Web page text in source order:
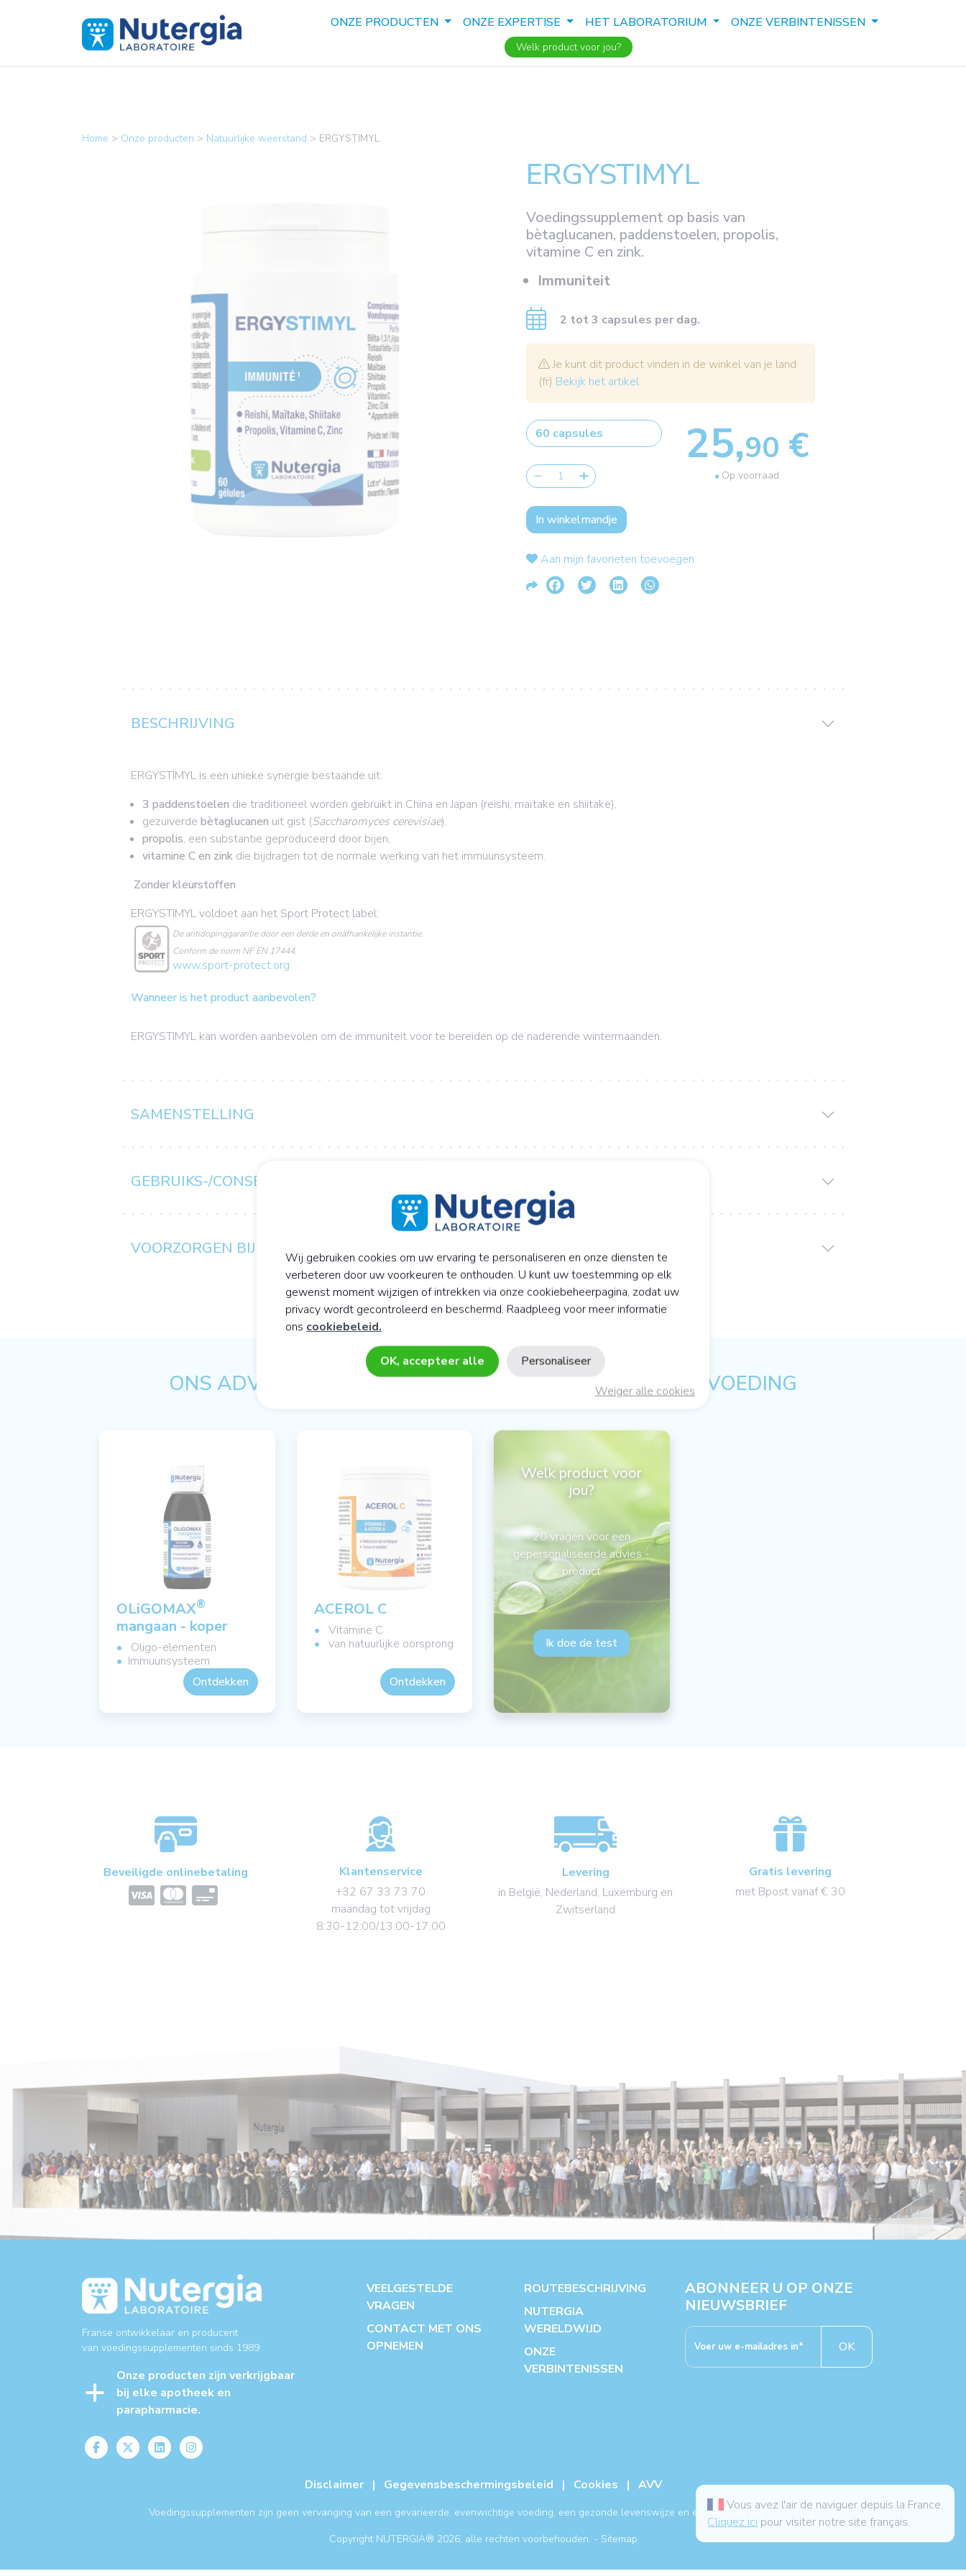
ONZE PRODUCTEN ONZE EXPERTISE HET LABORATORIUM ONZE VERBINTENISSEN
Welk product voor jou?
Home > Onze producten > Natuurlijke weerstand > ERGYSTIMYL
ERGYSTIMYL
Voedingssupplement op basis van
bètaglucanen, paddenstoelen, propolis,
vitamine C en zink.
Immuniteit
2 tot 3 capsules per dag.
Je kunt dit product vinden in de winkel van je land
(fr) Bekijk het artikel
25,90 €
Op voorraad
In winkelmandje
Aan mijn favorieten toevoegen
BESCHRIJVING
ERGYSTIMYL is een unieke synergie bestaande uit:
3 paddenstoelen die traditioneel worden gebruikt in China en Japan (reishi, maïtake en shiitake),
gezuiverde bètaglucanen uit gist (Saccharomyces cerevisiae),
propolis, een substantie geproduceerd door bijen,
vitamine C en zink die bijdragen tot de normale werking van het immuunsysteem.
Zonder kleurstoffen
ERGYSTIMYL voldoet aan het Sport Protect label:
De antidopinggarantie door een derde en onafhankelijke instantie.
Conform de norm NF EN 17444.
www.sport-protect.org
Wanneer is het product aanbevolen?
ERGYSTIMYL kan worden aanbevolen om de immuniteit voor te bereiden op de naderende wintermaanden.
SAMENSTELLING
GEBRUIKS-/CONSERVERINGSADVIES:
VOORZORGEN BIJ GEBRUIK
ONS ADVIES OP HET GEBIED VAN ACTIEVE CELLULAIRE VOEDING
OLiGOMAX®
mangaan - koper
Oligo-elementen
Immuunsysteem
Ontdekken
ACEROL C
Vitamine C
van natuurlijke oorsprong
Ontdekken
Welk product voor
jou?
20 vragen voor een
gepersonaliseerde advies -
product
Ik doe de test
Beveiligde onlinebetaling
Klantenservice
+32 67 33 73 70
maandag tot vrijdag
8:30-12:00/13:00-17:00
Levering
in België, Nederland, Luxemburg en
Zwitserland
Gratis levering
met Bpost vanaf € 30
Vous avez l'air de naviguer depuis la France.
Cliquez ici pour visiter notre site français.
Franse ontwikkelaar en producent
van voedingssupplementen sinds 1989
Onze producten zijn verkrijgbaar
bij elke apotheek en
parapharmacie.
VEELGESTELDE
VRAGEN
CONTACT MET ONS
OPNEMEN
ROUTEBESCHRIJVING
NUTERGIA
WERELDWIJD
ONZE
VERBINTENISSEN
ABONNEER U OP ONZE
NIEUWSBRIEF
OK
Disclaimer | Gegevensbeschermingsbeleid | Cookies | AVV
Voedingssupplementen zijn geen vervanging van een gevarieerde, evenwichtige voeding, een gezonde levenswijze en een medische behandeling.
Copyright NUTERGIA® 2026, alle rechten voorbehouden. - Sitemap
Wij gebruiken cookies om uw ervaring te personaliseren en onze diensten te
verbeteren door uw voorkeuren te onthouden. U kunt uw toestemming op elk
gewenst moment wijzigen of intrekken via onze cookiebeheerpagina, zodat uw
privacy wordt gecontroleerd en beschermd. Raadpleeg voor meer informatie
ons cookiebeleid.
OK, accepteer alle
Weiger alle cookies
Personaliseer